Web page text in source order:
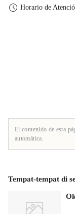
Horario de
El contenido de esta
automática.
Tempat-tempat di